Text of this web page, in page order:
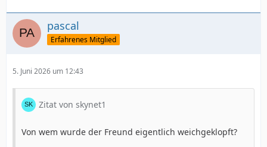
pascal
Erfahrenes Mitglied
5. Juni 2026 um 12:43
Zitat von skynet1
Von wem wurde der Freund eigentlich weichgeklopft?